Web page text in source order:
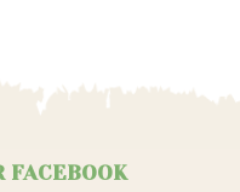
FACEBOOK